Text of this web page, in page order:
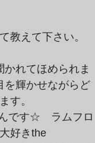
教えて下さい。
れてほめられま
を輝かせながらど
す。
です☆　ラムフロ
好きthe